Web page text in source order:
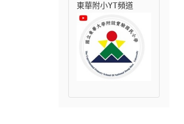
東華附小YT頻道